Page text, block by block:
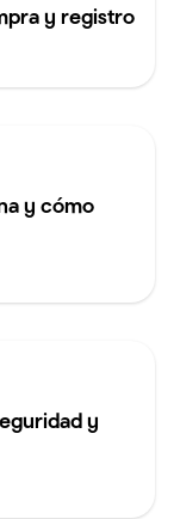
y registro
y cómo
y